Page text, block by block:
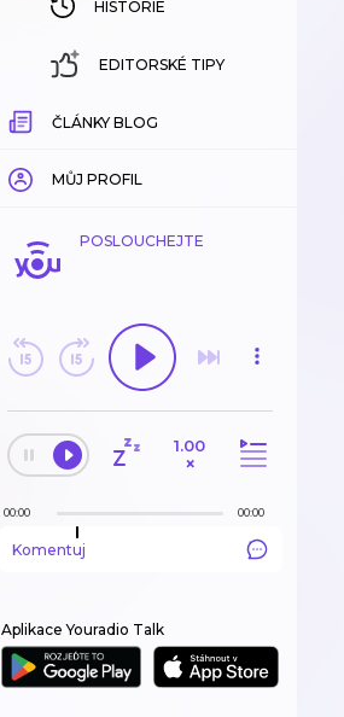
HISTORIE
EDITORSKÉ TIPY
ČLÁNKY BLOG
MŮJ PROFIL
POSLOUCHEJTE
1.00
×
00:00 00:00
Komentuj
Aplikace Youradio Talk